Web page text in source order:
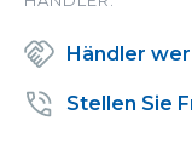
Händler
Stellen Sie